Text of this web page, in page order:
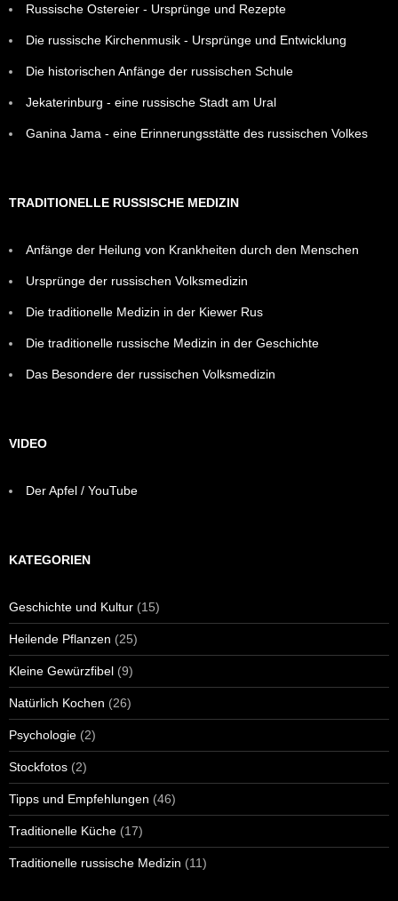
Russische Ostereier - Ursprünge und Rezepte
Die russische Kirchenmusik - Ursprünge und Entwicklung
Die historischen Anfänge der russischen Schule
Jekaterinburg - eine russische Stadt am Ural
Ganina Jama - eine Erinnerungsstätte des russischen Volkes
TRADITIONELLE RUSSISCHE MEDIZIN
Anfänge der Heilung von Krankheiten durch den Menschen
Ursprünge der russischen Volksmedizin
Die traditionelle Medizin in der Kiewer Rus
Die traditionelle russische Medizin in der Geschichte
Das Besondere der russischen Volksmedizin
VIDEO
Der Apfel / YouTube
KATEGORIEN
Geschichte und Kultur (15)
Heilende Pflanzen (25)
Kleine Gewürzfibel (9)
Natürlich Kochen (26)
Psychologie (2)
Stockfotos (2)
Tipps und Empfehlungen (46)
Traditionelle Küche (17)
Traditionelle russische Medizin (11)